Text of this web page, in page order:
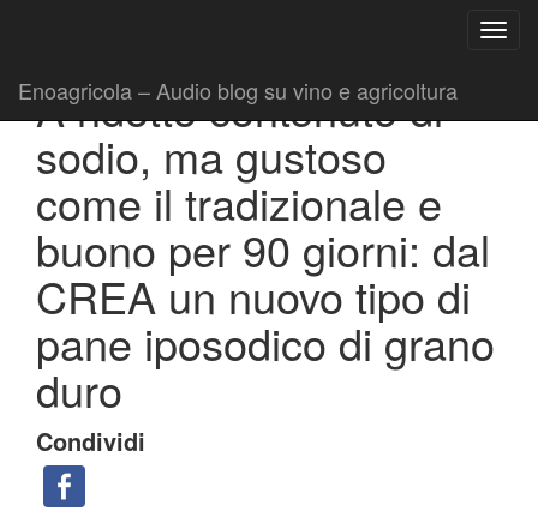
Enoagricola – Audio blog su vino e agricoltura
A ridotto contenuto di
sodio, ma gustoso
come il tradizionale e
buono per 90 giorni: dal
CREA un nuovo tipo di
pane iposodico di grano
duro
Condividi